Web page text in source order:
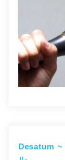
Desatum ~